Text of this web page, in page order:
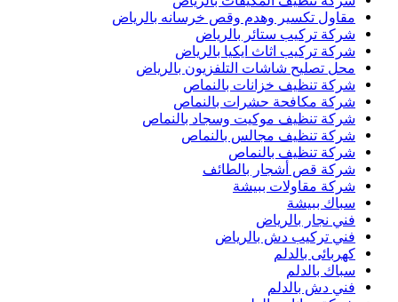
مقاول تكسير وهدم وقص خرسانه بالرياض
شركة تركيب ستائر بالرياض
شركة تركيب اثاث ايكيا بالرياض
محل تصليح شاشات التلفزيون بالرياض
شركة تنظيف خزانات بالنماص
شركة مكافحة حشرات بالنماص
شركة تنظيف موكيت وسجاد بالنماص
شركة تنظيف مجالس بالنماص
شركة تنظيف بالنماص
شركة قص أشجار بالطائف
شركة مقاولات ببيشة
سباك ببيشة
فني نجار بالرياض
فني تركيب دش بالرياض
كهربائى بالدلم
سباك بالدلم
فني دش بالدلم